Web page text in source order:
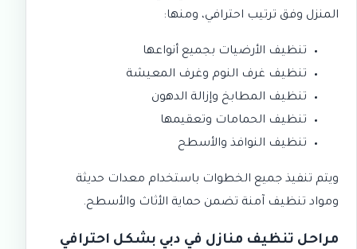
المنزل وفق ترتيب احترافي، ومنها:
تنظيف الأرضيات بجميع أنواعها
تنظيف غرف النوم وغرف المعيشة
تنظيف المطابخ وإزالة الدهون
تنظيف الحمامات وتعقيمها
تنظيف النوافذ والأسطح
ويتم تنفيذ جميع الخطوات باستخدام معدات حديثة
ومواد تنظيف آمنة تضمن حماية الأثاث والأسطح.
مراحل تنظيف منازل في دبي بشكل احترافي